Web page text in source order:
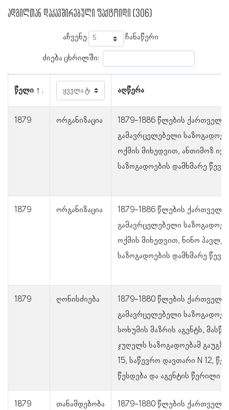
ადგილთან დაკავშირებული ფაქტოიდი (306)
აჩვენე ჩანაწერი
ძიება ცხრილში:
წელი აღწერა
1879 ორგანიზაცია
1879-1886 წლების
გამავრცელებელი
ოქმის მიხედვით, ანთიმოზ
საზოგადოების დამხმარე
1879 ორგანიზაცია
1879-1886 წლების
გამავრცელებელი
ოქმის მიხედვით, ნინო
საზოგადოების დამხმარე
1879 ღონისძიება
1879-1880 წლების
გამავრცელებელი
სოხუმის მაზრის აგენტს,
ჯუღელს საზოგადოებამ
15, საწევრო დავთარი N 12,
წესდება და აგენტის წერილი.
1879 თანამდებობა
1879-1880 წლების